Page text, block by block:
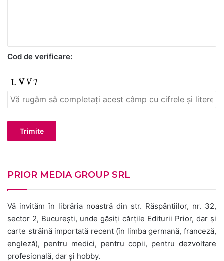
Cod de verificare:
PRIOR MEDIA GROUP SRL
Vă invităm în librăria noastră din str. Răspântiilor, nr. 32,
sector 2, Bucureşti, unde găsiți cărțile Editurii Prior, dar și
carte străină importată recent (în limba germană, franceză,
engleză), pentru medici, pentru copii, pentru dezvoltare
profesională, dar și hobby.